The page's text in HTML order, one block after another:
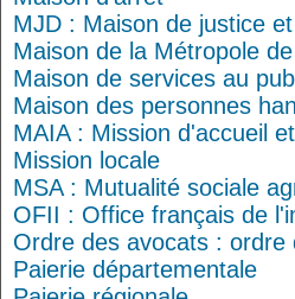
MJD : Maison de justice
Maison de la Métropole
Maison de services au
Maison des personnes
MAIA : Mission d'accueil
Mission locale
MSA : Mutualité sociale
OFII : Office français de
Ordre des avocats : ordre
Paierie départementale